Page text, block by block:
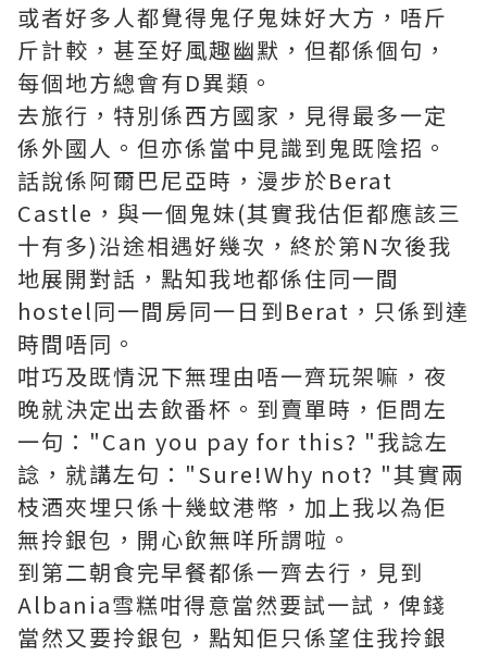
或者好多人都覺得鬼仔鬼妹好大方，唔斤
斤計較，甚至好風趣幽默，但都係個句，
每個地方總會有D異類。
去旅行，特別係西方國家，見得最多一定
係外國人。但亦係當中見識到鬼既陰招。
話說係阿爾巴尼亞時，漫步於Berat
Castle，與一個鬼妹(其實我估佢都應該三
十有多)沿途相遇好幾次，終於第N次後我
地展開對話，點知我地都係住同一間
hostel同一間房同一日到Berat，只係到達
時間唔同。
咁巧及既情況下無理由唔一齊玩架嘛，夜
晚就決定出去飲番杯。到賣單時，佢問左
一句："Can you pay for this? "我諗左
諗，就講左句："Sure!Why not? "其實兩
枝酒夾埋只係十幾蚊港幣，加上我以為佢
無拎銀包，開心飲無咩所謂啦。
到第二朝食完早餐都係一齊去行，見到
Albania雪糕咁得意當然要試一試，俾錢
當然又要拎銀包，點知佢只係望住我拎銀